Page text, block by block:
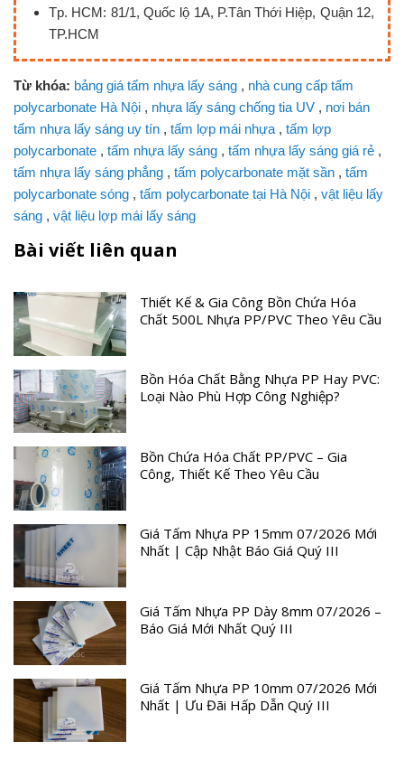
Tp. HCM: 81/1, Quốc lộ 1A, P.Tân Thới Hiệp, Quận 12,
TP.HCM
Từ khóa: bảng giá tấm nhựa lấy sáng , nhà cung cấp tấm
polycarbonate Hà Nội , nhựa lấy sáng chống tia UV , nơi bán
tấm nhựa lấy sáng uy tín , tấm lợp mái nhựa , tấm lợp
polycarbonate , tấm nhựa lấy sáng , tấm nhựa lấy sáng giá rẻ ,
tấm nhựa lấy sáng phẳng , tấm polycarbonate mặt sần , tấm
polycarbonate sóng , tấm polycarbonate tại Hà Nội , vật liệu lấy
sáng , vật liệu lợp mái lấy sáng
Bài viết liên quan
Thiết Kế & Gia Công Bồn Chứa Hóa
Chất 500L Nhựa PP/PVC Theo Yêu Cầu
Bồn Hóa Chất Bằng Nhựa PP Hay PVC:
Loại Nào Phù Hợp Công Nghiệp?
Bồn Chứa Hóa Chất PP/PVC – Gia
Công, Thiết Kế Theo Yêu Cầu
Giá Tấm Nhựa PP 15mm 07/2026 Mới
Nhất | Cập Nhật Báo Giá Quý III
Giá Tấm Nhựa PP Dày 8mm 07/2026 –
Báo Giá Mới Nhất Quý III
Giá Tấm Nhựa PP 10mm 07/2026 Mới
Nhất | Ưu Đãi Hấp Dẫn Quý III